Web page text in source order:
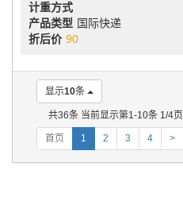
计重方式
产品类型 国际快递
折后价 90
显示10条
共36条 当前显示第1-10条 1/4页
首页 1 2 3 4 >